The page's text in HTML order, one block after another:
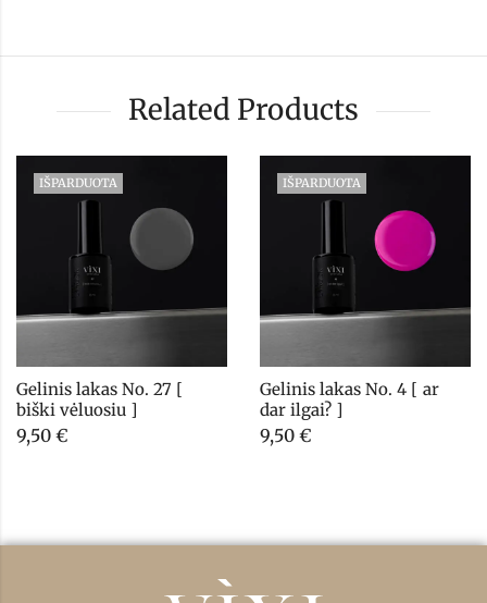
Related Products
IŠPARDUOTA
Gelinis lakas No. 27 [
biški vėluosiu ]
9,50 €
IŠPARDUOTA
Gelinis lakas No. 4 [ ar
dar ilgai? ]
9,50 €